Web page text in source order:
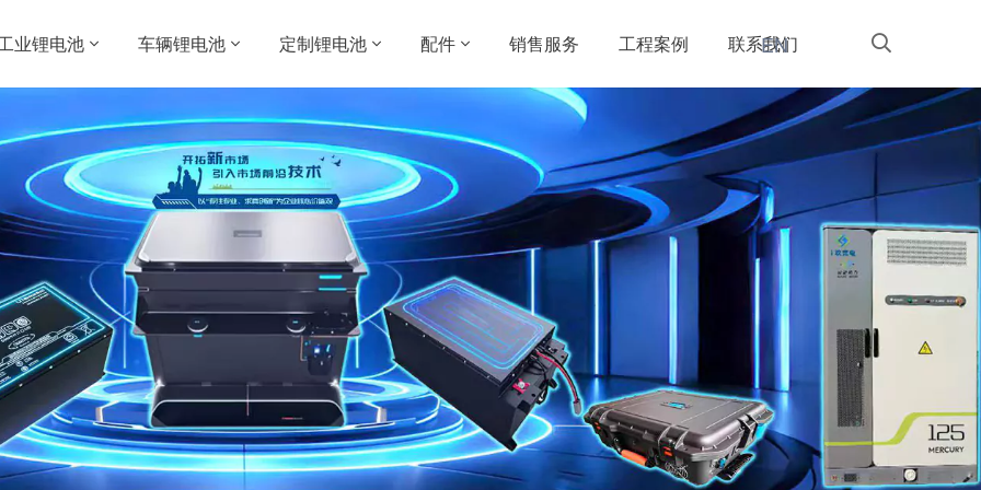
业锂电池 车辆锂电池 定制锂电池 配件 销售服务 工程案例 联系我们
EN